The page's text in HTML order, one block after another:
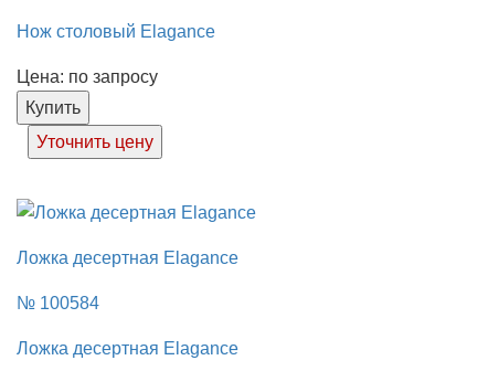
Нож столовый Elagance
Цена: по запросу
Купить
Уточнить цену
Ложка десертная Elagance
№ 100584
Ложка десертная Elagance